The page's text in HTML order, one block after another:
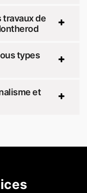
travaux de
types
et